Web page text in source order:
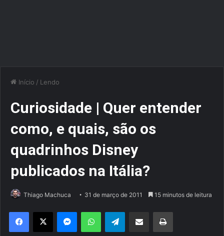
Início / Lendo
Curiosidade | Quer entender
como, e quais, são os
quadrinhos Disney
publicados na Itália?
Thiago Machuca 31 de março de 2011 15 minutos de leitura